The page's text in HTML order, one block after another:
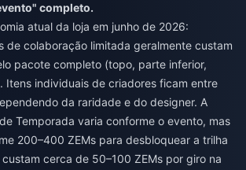
completo.
atual da loja em junho de 2026:
de colaboração limitada geralmente custam
pacote completo (topo, parte inferior,
Itens individuais de criadores ficam entre
da raridade e do designer. A
Temporada varia conforme o evento, mas
200–400 ZEMs para desbloquear a trilha
cerca de 50–100 ZEMs por giro na